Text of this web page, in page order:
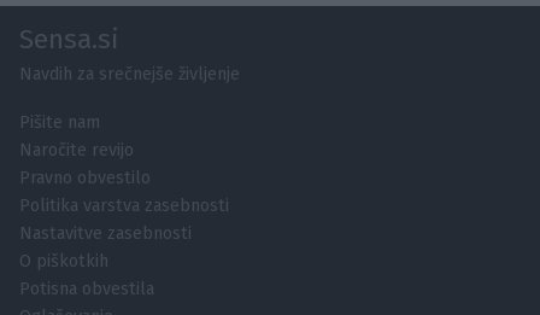
Sensa.si
Navdih za srečnejše življenje
Pišite nam
Naročite revijo
Pravno obvestilo
Politika varstva zasebnosti
Nastavitve zasebnosti
O piškotkih
Potisna obvestila